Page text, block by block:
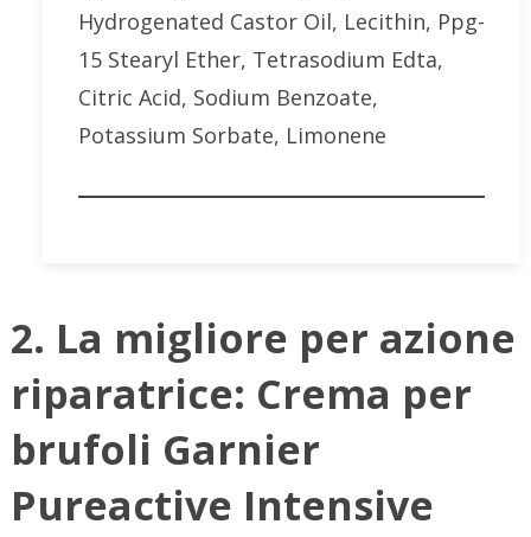
Hydrogenated Castor Oil, Lecithin, Ppg-
15 Stearyl Ether, Tetrasodium Edta,
Citric Acid, Sodium Benzoate,
Potassium Sorbate, Limonene
2. La migliore per azione
riparatrice: Crema per
brufoli Garnier
Pureactive Intensive